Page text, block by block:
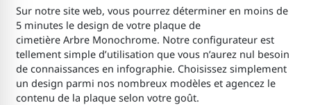
Sur notre site web, vous pourrez déterminer en moins de
5 minutes le design de votre plaque de
cimetière Arbre Monochrome. Notre configurateur est
tellement simple d’utilisation que vous n’aurez nul besoin
de connaissances en infographie. Choisissez simplement
un design parmi nos nombreux modèles et agencez le
contenu de la plaque selon votre goût.